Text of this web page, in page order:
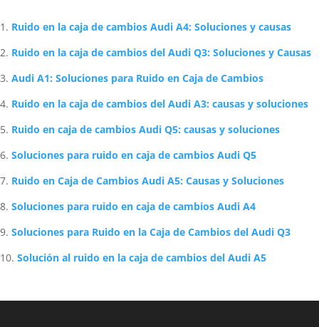
Ruido en la caja de cambios Audi A4: Soluciones y causas
Ruido en la caja de cambios del Audi Q3: Soluciones y Causas
Audi A1: Soluciones para Ruido en Caja de Cambios
Ruido en la caja de cambios del Audi A3: causas y soluciones
Ruido en caja de cambios Audi Q5: causas y soluciones
Soluciones para ruido en caja de cambios Audi Q5
Ruido en Caja de Cambios Audi A5: Causas y Soluciones
Soluciones para ruido en caja de cambios Audi A4
Soluciones para Ruido en la Caja de Cambios del Audi Q3
Solución al ruido en la caja de cambios del Audi A5